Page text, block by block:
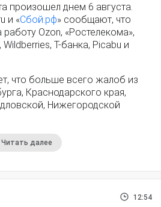
произошел днем 6 августа.
и «Сбой.рф» сообщают, что
Ozon, «Ростелекома»,
Т-банка, Picabu и
что больше всего жалоб из
Краснодарского края,
Нижегородской
Читать далее
12:54